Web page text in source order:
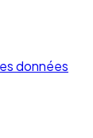
données